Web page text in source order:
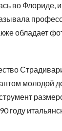
во Флориде,
обладает
молодой
году